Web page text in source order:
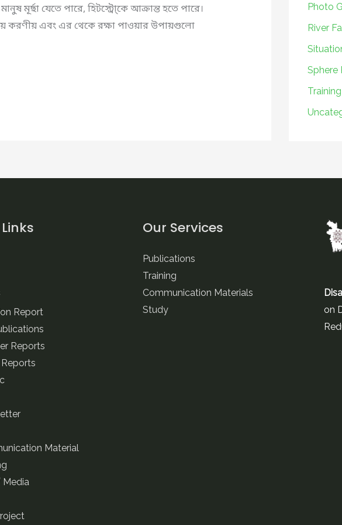
মূর্ছা যেতে পারে, হিটস্ট্রো্কে আক্রান্ত হতে পারে।
করণীয় এবং এর থেকে রক্ষা পাওয়ার উপায়গুলো
Photo
River
Sphere
Training
Report
Reports
Material
Media
Our Services
Publications
Training
Communication Materials
Study
on